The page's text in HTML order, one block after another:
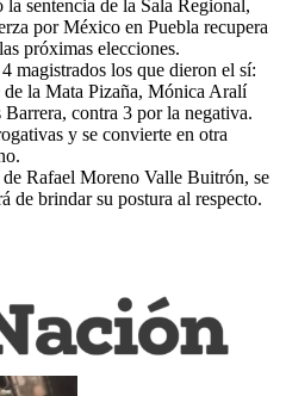
sentencia de la Sala Regional,
por México en Puebla recupera
próximas elecciones.
magistrados los que dieron el sí:
la Mata Pizaña, Mónica Aralí
contra 3 por la negativa.
y se convierte en otra
Rafael Moreno Valle Buitrón, se
de brindar su postura al respecto.